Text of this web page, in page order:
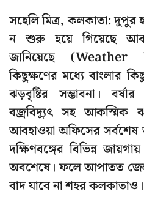
সহেলি মিত্র, কলকাতা: দুপুর
ন শুরু হয়ে গিয়েছে
জানিয়েছে
কিছুক্ষণের মধ্যে বাংলার
ঝড়বৃষ্টির সম্ভাবনা।
বজ্রবিদ্যুৎ সহ আকস্মিক
আবহাওয়া অফিসের
দক্ষিণবঙ্গের বিভিন্ন
অবশেষে। ফলে আপাতত
বাদ যাবে না শহর কলকাতাও।